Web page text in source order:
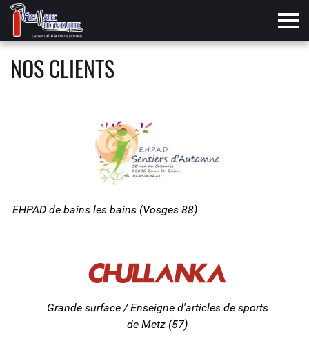
NOS CLIENTS
EHPAD de bains les bains (Vosges 88)
Grande surface / Enseigne d'articles de sports
de Metz (57)